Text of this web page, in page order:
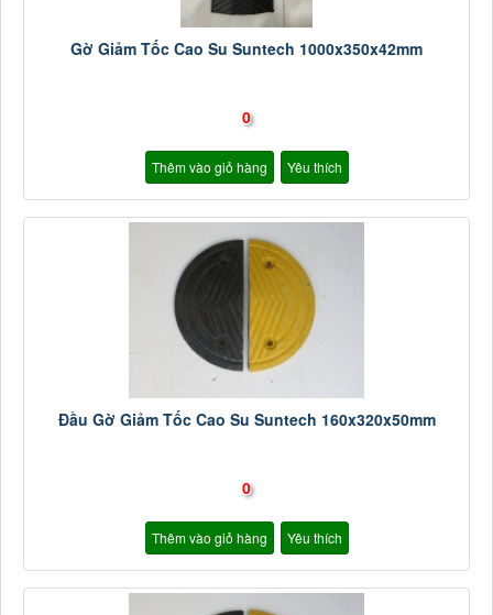
Gờ Giảm Tốc Cao Su Suntech 1000x350x42mm
0
Thêm vào giỏ hàng Yêu thích
Đầu Gờ Giảm Tốc Cao Su Suntech 160x320x50mm
0
Thêm vào giỏ hàng Yêu thích